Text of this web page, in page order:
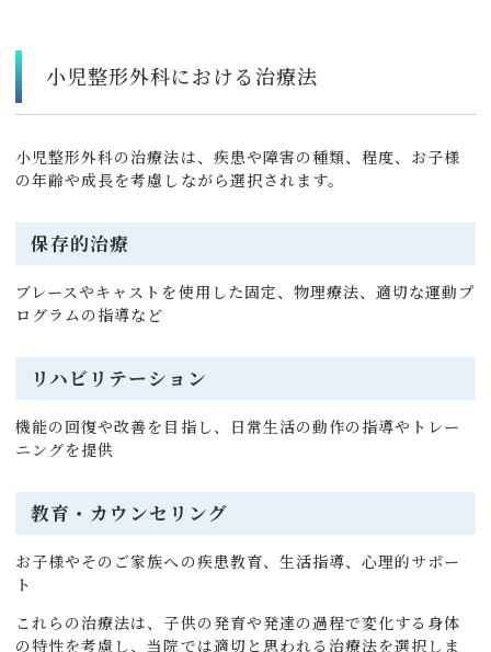
小児整形外科における治療法
小児整形外科の治療法は、疾患や障害の種類、程度、お子様
の年齢や成長を考慮しながら選択されます。
保存的治療
ブレースやキャストを使用した固定、物理療法、適切な運動プ
ログラムの指導など
リハビリテーション
機能の回復や改善を目指し、日常生活の動作の指導やトレー
ニングを提供
教育・カウンセリング
お子様やそのご家族への疾患教育、生活指導、心理的サポー
ト
これらの治療法は、子供の発育や発達の過程で変化する身体
の特性を考慮し、当院では適切と思われる治療法を選択しま